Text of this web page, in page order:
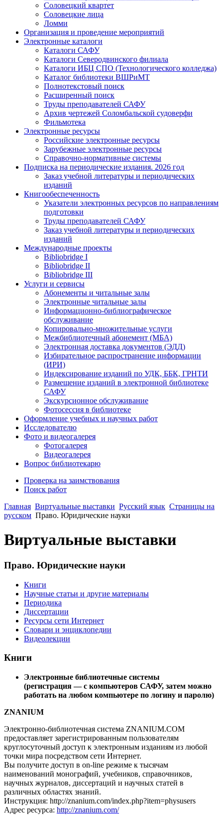
Соловецкий квартет
Соловецкие лица
Ломми
Организация и проведение мероприятий
Электронные каталоги
Каталоги САФУ
Каталоги Северодвинского филиала
Каталоги ИБЦ СПО (Технологического колледжа)
Каталог библиотеки ВШРиМТ
Полнотекстовый поиск
Расширенный поиск
Труды преподавателей САФУ
Архив чертежей Соломбальской судоверфи
Фильмотека
Электронные ресурсы
Российские электронные ресурсы
Зарубежные электронные ресурсы
Справочно-нормативные системы
Подписка на периодические издания. 2026 год
Заказ учебной литературы и периодических
изданий
Книгообеспеченность
Указатели электронных ресурсов по направлениям
подготовки
Труды преподавателей САФУ
Заказ учебной литературы и периодических
изданий
Международные проекты
Bibliobridge I
Bibliobridge II
Bibliobridge III
Услуги и сервисы
Абонементы и читальные залы
Электронные читальные залы
Информационно-библиографическое
обслуживание
Копировально-множительные услуги
Межбиблиотечный абонемент (МБА)
Электронная доставка документов (ЭДД)
Избирательное распространение информации
(ИРИ)
Индексирование изданий по УДК, ББК, ГРНТИ
Размещение изданий в электронной библиотеке
САФУ
Экскурсионное обслуживание
Фотосессия в библиотеке
Оформление учебных и научных работ
Исследователю
Фото и видеогалерея
Фотогалерея
Видеогалерея
Вопрос библиотекарю
Проверка на заимствования
Поиск работ
Главная Виртуальные выставки Русский язык Страницы на
русском Право. Юридические науки
Виртуальные выставки
Право. Юридические науки
Книги
Научные статьи и другие материалы
Периодика
Диссертации
Ресурсы сети Интернет
Словари и энциклопедии
Видеолекции
Книги
Электронные библиотечные системы
(регистрация — с компьютеров САФУ, затем можно
работать на любом компьютере по логину и паролю)
ZNANIUM
Электронно-библиотечная система ZNANIUM.COM
предоставляет зарегистрированным пользователям
круглосуточный доступ к электронным изданиям из любой
точки мира посредством сети Интернет.
Вы получите доступ в on-line режиме к тысячам
наименований монографий, учебников, справочников,
научных журналов, диссертаций и научных статей в
различных областях знаний.
Инструкция: http://znanium.com/index.php?item=physusers
Адрес ресурса: http://znanium.com/